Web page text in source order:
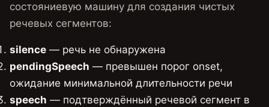
состояниевую машину для создания чистых
речевых сегментов:
silence — речь не обнаружена
pendingSpeech — превышен порог onset,
ожидание минимальной длительности речи
speech — подтверждённый речевой сегмент в